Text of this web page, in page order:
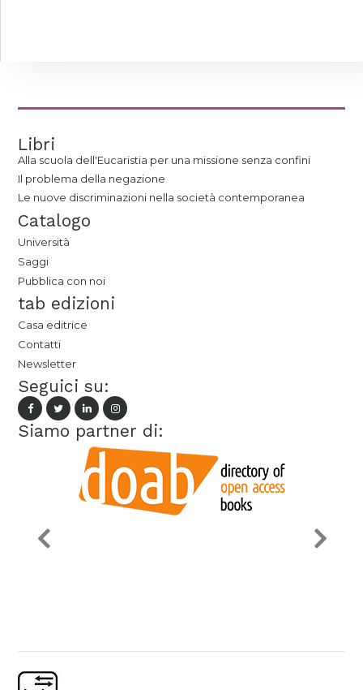
Libri
Alla scuola dell'Eucaristia per una missione senza confini
Il problema della negazione
Le nuove discriminazioni nella società contemporanea
Catalogo
Università
Saggi
Pubblica con noi
tab edizioni
Casa editrice
Contatti
Newsletter
Seguici su:
Siamo partner di: